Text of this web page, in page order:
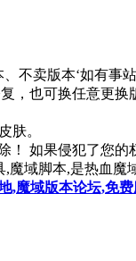
卖版本‘如有事站
，也可换任意更换
肤。
如果侵犯了您的
域脚本,是热血魔
,魔域版本论坛,免